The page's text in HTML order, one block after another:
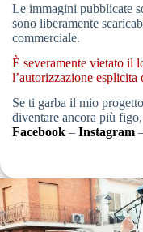
Le immagini pubblicate
sono liberamente
commerciale.
È severamente vietato il
l’autorizzazione esplicita
Se ti garba il mio
diventare ancora più
Facebook – Instagram